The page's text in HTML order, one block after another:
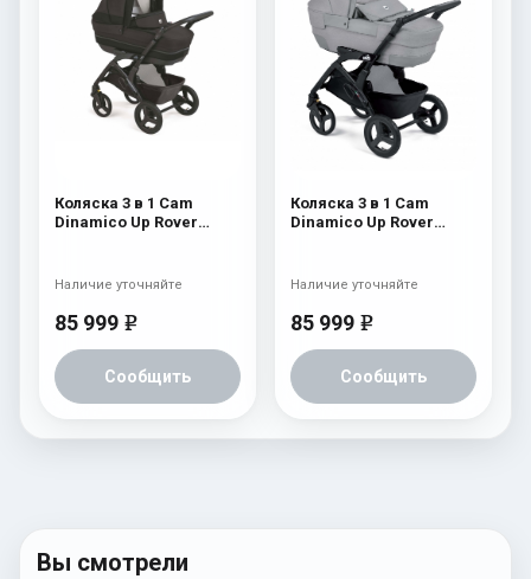
Коляска 3 в 1 Cam
Dinamico Up Rover
85 999 e
Сообщить
Наличие уточняйте
Коляска 3 в 1 Cam
Dinamico Up Rover
85 999 e
Сообщить
Наличие уточняйте
Вы смотрели